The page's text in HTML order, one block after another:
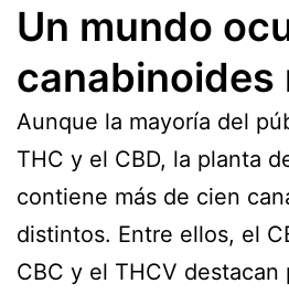
Un mundo
canabinoides
Aunque la mayoría del
THC y el CBD, la planta
contiene más de cien
distintos. Entre ellos, el
CBC y el THCV destacan